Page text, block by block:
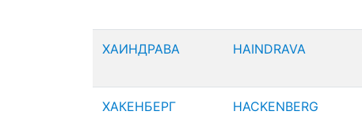
ХАИНДРАВА HAINDRAVA
ХАКЕНБЕРГ HACKENBERG